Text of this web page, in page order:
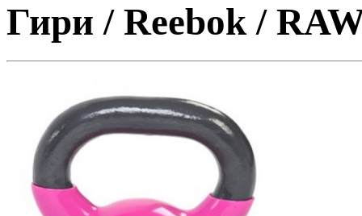
Гири / Reebok /